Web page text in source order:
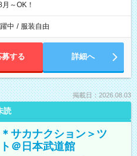
～OK！
中 / 服装自由
募する 詳細へ
掲載日：2026.08.03
読
サカナクション＞ツ
＠日本武道館